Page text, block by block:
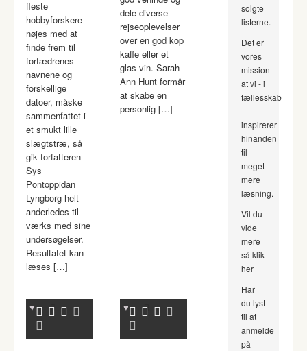
fleste
hobbyforskere
nøjes med at
finde frem til
forfædrenes
navnene og
forskellige
datoer, måske
sammenfattet i
et smukt lille
slægtstræ, så
gik forfatteren
Sys
Pontoppidan
Lyngborg helt
anderledes til
værks med sine
undersøgelser.
Resultatet kan
læses […]
dele diverse
rejseoplevelser
over en god kop
kaffe eller et
glas vin. Sarah-
Ann Hunt formår
at skabe en
personlig […]
solgte
listerne.
Det er
vores
mission
at vi - i
fællesskab
-
inspirerer
hinanden
til
meget
mere
læsning.
Vil du
vide
mere
så klik
her
Har
du lyst
til at
anmelde
på